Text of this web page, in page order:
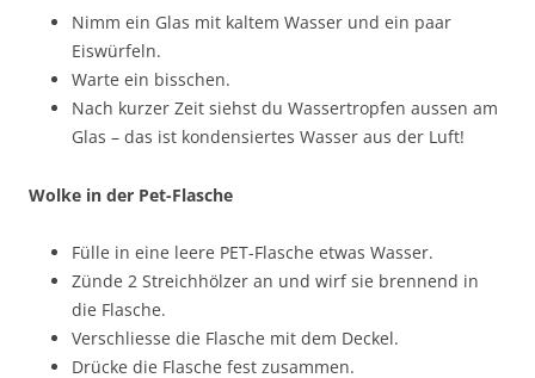
Nimm ein Glas mit kaltem Wasser und ein paar
Eiswürfeln.
Warte ein bisschen.
Nach kurzer Zeit siehst du Wassertropfen aussen am
Glas – das ist kondensiertes Wasser aus der Luft!
Wolke in der Pet-Flasche
Fülle in eine leere PET-Flasche etwas Wasser.
Zünde 2 Streichhölzer an und wirf sie brennend in
die Flasche.
Verschliesse die Flasche mit dem Deckel.
Drücke die Flasche fest zusammen.